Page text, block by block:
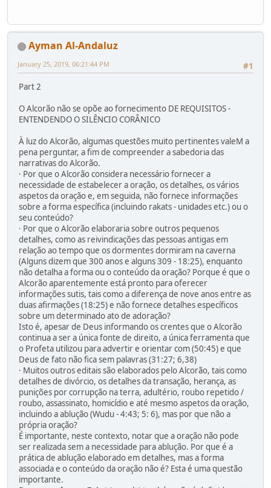
Ayman Al-Andaluz
#1
January 25, 2019, 06:21:44 PM
Part 2
O Alcorão não se opõe ao fornecimento DE REQUISITOS -
ENTENDENDO O SILÊNCIO CORÂNICO
À luz do Alcorão, algumas questões muito pertinentes valeM a
pena perguntar, a fim de compreender a sabedoria das
narrativas do Alcorão.
· Por que o Alcorão considera necessário fornecer a
necessidade de estabelecer a oração, os detalhes, os vários
aspetos da oração e, em seguida, não fornece informações
sobre a forma específica (incluindo rakats - unidades etc.) ou o
seu conteúdo?
· Por que o Alcorão elaboraria sobre outros pequenos
detalhes, como as reivindicações das pessoas antigas em
relação ao tempo que os dormentes dormiram na caverna
(Alguns dizem que 300 anos e alguns 309 - 18:25), enquanto
não detalha a forma ou o conteúdo da oração? Porque é que o
Alcorão aparentemente está pronto para oferecer
informações sutis, tais como a diferença de nove anos entre as
duas afirmações (18:25) e não fornece detalhes específicos
sobre um determinado ato de adoração?
Isto é, apesar de Deus informando os crentes que o Alcorão
continua a ser a única fonte de direito, a única ferramenta que
o Profeta utilizou para advertir e orientar com (50:45) e que
Deus de fato não fica sem palavras (31:27; 6,38)
· Muitos outros editais são elaborados pelo Alcorão, tais como
detalhes de divórcio, os detalhes da transação, herança, as
punições por corrupção na terra, adultério, roubo repetido /
roubo, assassinato, homicídio e até mesmo aspetos da oração,
incluindo a ablução (Wudu - 4:43; 5: 6), mas por que não a
própria oração?
É importante, neste contexto, notar que a oração não pode
ser realizada sem a necessidade para ablução. Por que é a
prática de ablução elaborado em detalhes, mas a forma
associada e o conteúdo da oração não é? Esta é uma questão
importante.